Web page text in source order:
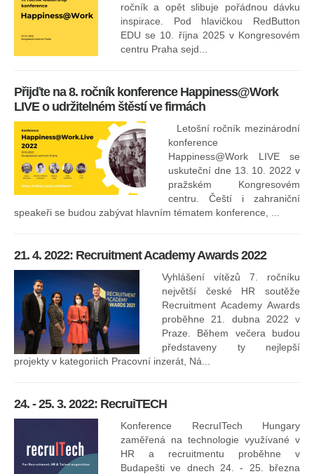
ročník a opět slibuje pořádnou dávku
inspirace. Pod hlavičkou RedButton
EDU se 10. října 2025 v Kongresovém
centru Praha sejd...
Přijďte na 8. ročník konference Happiness@Work
LIVE o udržitelném štěstí ve firmách
Letošní ročník mezinárodní
konference
Happiness@Work LIVE se
uskuteční dne 13. 10. 2022 v
pražském Kongresovém
centru. Čeští i zahraniční
speakeři se budou zabývat hlavním tématem konference, ...
21. 4. 2022: Recruitment Academy Awards 2022
Vyhlášení vítězů 7. ročníku
největší české HR soutěže
Recruitment Academy Awards
proběhne 21. dubna 2022 v
Praze. Během večera budou
představeny ty nejlepší
projekty v kategoriích Pracovní inzerát, Ná...
24. - 25. 3. 2022: RecruiTECH
Konference RecruITech Hungary
zaměřená na technologie využívané v
HR a recruitmentu proběhne v
Budapešti ve dnech 24. - 25. března